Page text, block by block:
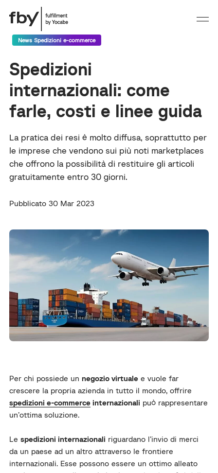
News Spedizioni e-commerce
Spedizioni
internazionali: come
farle, costi e linee guida
La pratica dei resi è molto diffusa, soprattutto per
le imprese che vendono sui più noti marketplaces
che offrono la possibilità di restituire gli articoli
gratuitamente entro 30 giorni.
Pubblicato 30 Mar 2023
Per chi possiede unnegozio virtuale e vuole far
crescere la propria azienda in tutto il mondo, offrire
spedizioni e-commerce internazionali può rappresentare
un’ottima soluzione.
Lespedizioni internazionali riguardano l’invio di merci
da un paese ad un altro attraverso le frontiere
internazionali. Esse possono essere un ottimo alleato